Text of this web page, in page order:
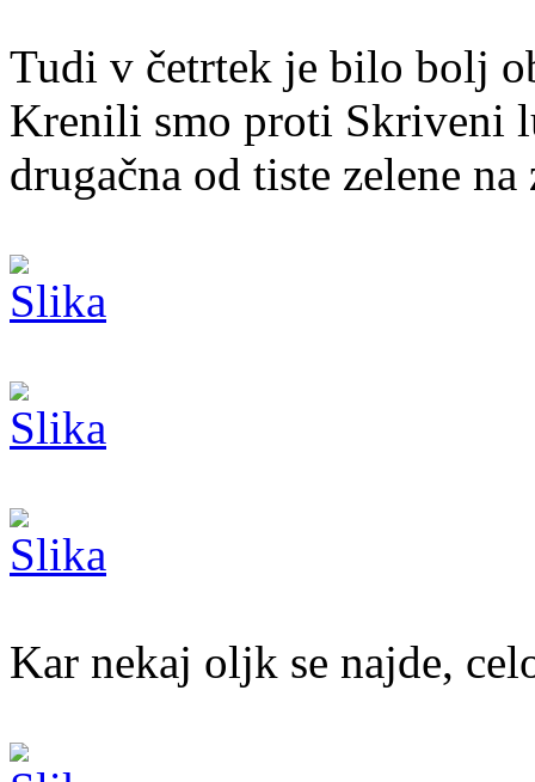
Tudi v četrtek je bilo bolj
Krenili smo proti Skriveni
drugačna od tiste zelene
Kar nekaj oljk se najde,